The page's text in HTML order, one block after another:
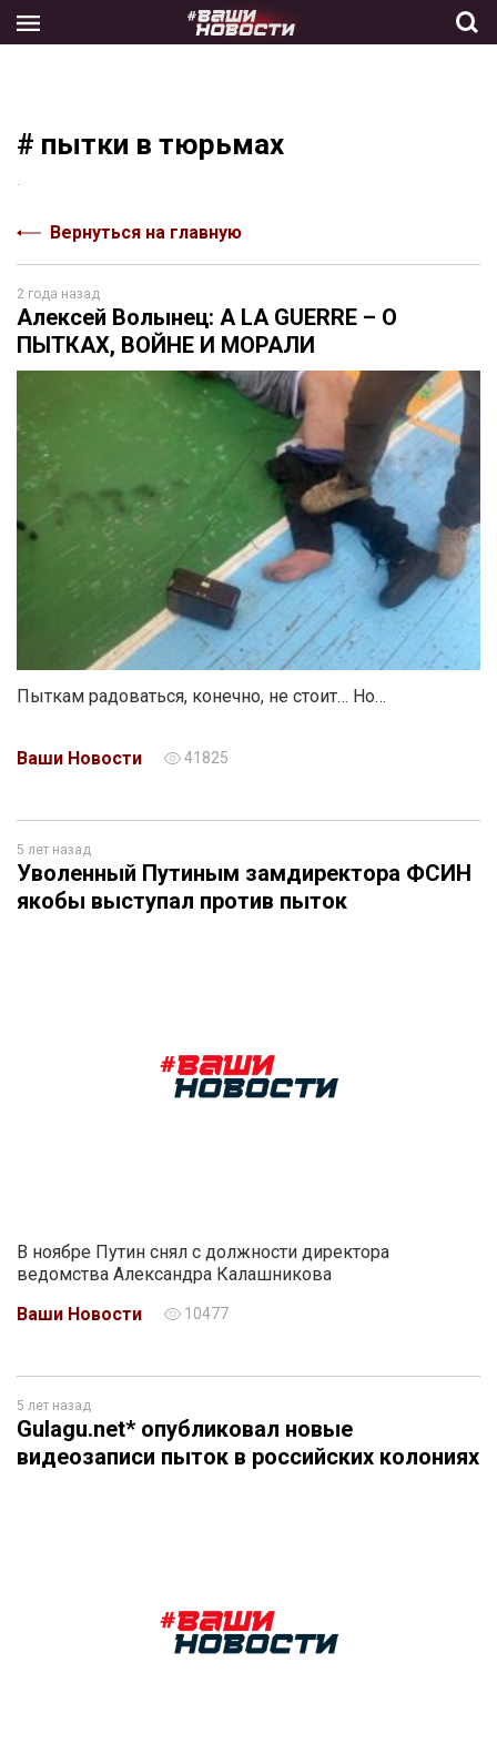
the
# пытки в тюрьмах
Вернуться на главную
2 года назад
Алексей Волынец: A LA GUERRE – О
ПЫТКАХ, ВОЙНЕ И МОРАЛИ
Пыткам радоваться, конечно, не стоит… Но…
Ваши Новости 41825
5 лет назад
Уволенный Путиным замдиректора ФСИН
якобы выступал против пыток
В ноябре Путин снял с должности директора
ведомства Александра Калашникова
Ваши Новости
10477
5 лет назад
Gulagu.net* опубликовал новые
видеозаписи пыток в российских колониях